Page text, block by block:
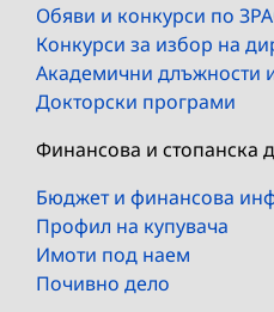
Обяви и конкурси по
Конкурси за избор на
Академични длъжности
Докторски програми
Финансова и стопанска
Бюджет и финансова
Профил на купувача
Имоти под наем
Почивно дело